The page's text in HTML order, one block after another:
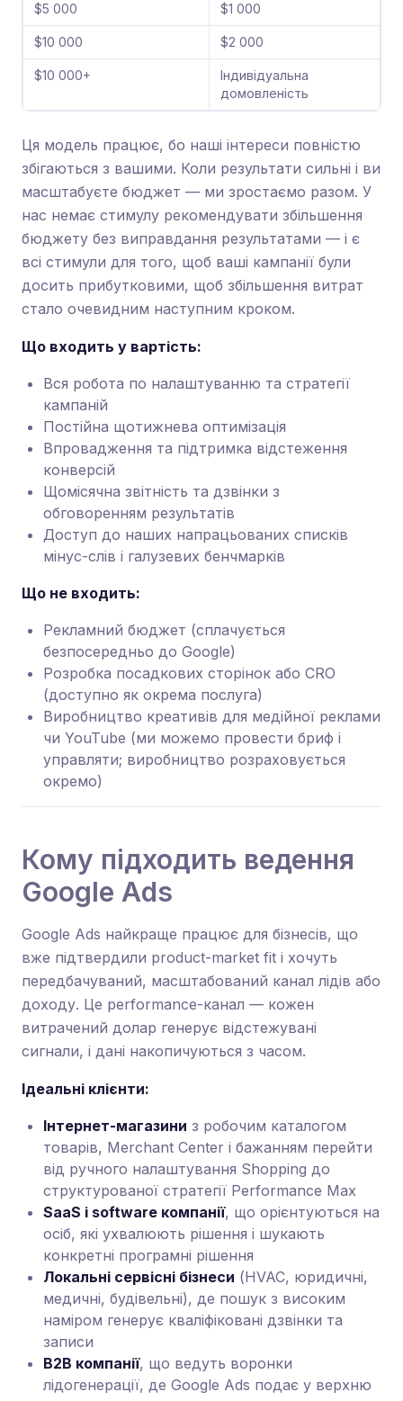
$5 000 $1 000
$10 000 $2 000
$10 000+
Індивідуальна
домовленість
Ця модель працює, бо наші інтереси повністю
збігаються з вашими. Коли результати сильні і ви
масштабуєте бюджет — ми зростаємо разом. У
нас немає стимулу рекомендувати збільшення
бюджету без виправдання результатами — і є
всі стимули для того, щоб ваші кампанії були
досить прибутковими, щоб збільшення витрат
стало очевидним наступним кроком.
Що входить у вартість:
Вся робота по налаштуванню та стратегії
кампаній
Постійна щотижнева оптимізація
Впровадження та підтримка відстеження
конверсій
Щомісячна звітність та дзвінки з
обговоренням результатів
Доступ до наших напрацьованих списків
мінус-слів і галузевих бенчмарків
Що не входить:
Рекламний бюджет (сплачується
безпосередньо до Google)
Розробка посадкових сторінок або CRO
(доступно як окрема послуга)
Виробництво креативів для медійної реклами
чи YouTube (ми можемо провести бриф і
управляти; виробництво розраховується
окремо)
Кому підходить ведення
Google Ads
Google Ads найкраще працює для бізнесів, що
вже підтвердили product-market fit і хочуть
передбачуваний, масштабований канал лідів або
доходу. Це performance-канал — кожен
витрачений долар генерує відстежувані
сигнали, і дані накопичуються з часом.
Ідеальні клієнти:
Інтернет-магазини з робочим каталогом
товарів, Merchant Center і бажанням перейти
від ручного налаштування Shopping до
структурованої стратегії Performance Max
SaaS і software компанії, що орієнтуються на
осіб, які ухвалюють рішення і шукають
конкретні програмні рішення
Локальні сервісні бізнеси (HVAC, юридичні,
медичні, будівельні), де пошук з високим
наміром генерує кваліфіковані дзвінки та
записи
B2B компанії, що ведуть воронки
лідогенерації, де Google Ads подає у верхню